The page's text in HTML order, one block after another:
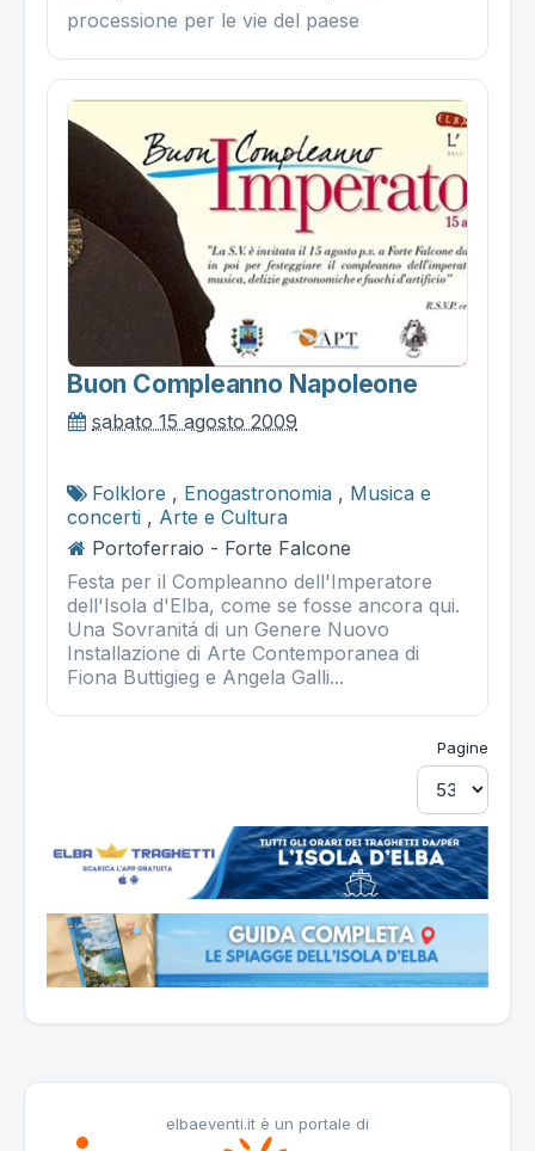
processione per le vie del paese
Buon Compleanno Napoleone
sabato 15 agosto 2009
Folklore , Enogastronomia , Musica e
concerti , Arte e Cultura
Portoferraio - Forte Falcone
Festa per il Compleanno dell'Imperatore
dell'Isola d'Elba, come se fosse ancora qui.
Una Sovranitá di un Genere Nuovo
Installazione di Arte Contemporanea di
Fiona Buttigieg e Angela Galli...
Pagine
elbaeventi.it è un portale di